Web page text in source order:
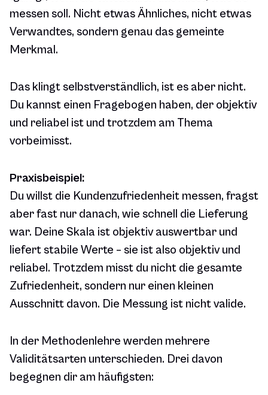
messen soll. Nicht etwas Ähnliches, nicht etwas
Verwandtes, sondern genau das gemeinte
Merkmal.
Das klingt selbstverständlich, ist es aber nicht.
Du kannst einen Fragebogen haben, der objektiv
und reliabel ist und trotzdem am Thema
vorbeimisst.
Praxisbeispiel:
Du willst die Kundenzufriedenheit messen, fragst
aber fast nur danach, wie schnell die Lieferung
war. Deine Skala ist objektiv auswertbar und
liefert stabile Werte – sie ist also objektiv und
reliabel. Trotzdem misst du nicht die gesamte
Zufriedenheit, sondern nur einen kleinen
Ausschnitt davon. Die Messung ist nicht valide.
In der Methodenlehre werden mehrere
Validitätsarten unterschieden. Drei davon
begegnen dir am häufigsten: